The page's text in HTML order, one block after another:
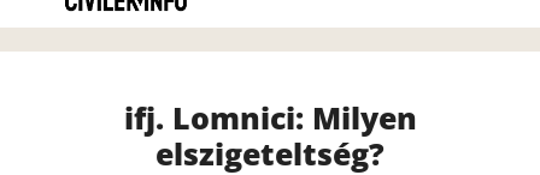
ifj. Lomnici: Milyen
elszigeteltség?